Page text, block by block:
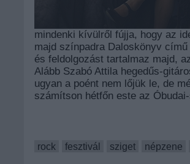
mindenki kívülről fújja, hogy az
majd színpadra Daloskönyv
és feldolgozást tartalmaz majd,
Alább Szabó Attila hegedűs-
ugyan a poént nem lőjük le, de
számítson hétfőn este az
rock
fesztivál sziget népzene